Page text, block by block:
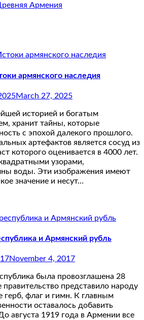
Армения
армянского наследия
March 27, 2025
историей и богатым
хранит тайны, которые
с эпохой далекого прошлого.
артефактов является сосуд из
которого оценивается в 4000 лет.
узорами,
воды. Эти изображения имеют
значение и несут…
и Армянский рубль
November 4, 2017
была провозглашена 28
представилo народу
герб, флаг и гимн. К главным
оставалось добавить
августа 1919 года в Армении все